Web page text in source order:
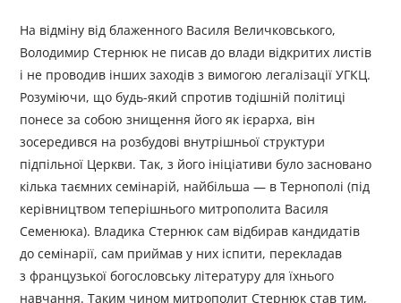
На відміну від блаженного Василя Величковського,
Володимир Стернюк не писав до влади відкритих листів
і не проводив інших заходів з вимогою легалізації УГКЦ.
Розуміючи, що будь-який спротив тодішній політиці
понесе за собою знищення його як ієрарха, він
зосередився на розбудові внутрішньої структури
підпільної Церкви. Так, з його ініціативи було засновано
кілька таємних семінарій, найбільша — в Тернополі (під
керівництвом теперішнього митрополита Василя
Семенюка). Владика Стернюк сам відбирав кандидатів
до семінарії, сам приймав у них іспити, перекладав
з французької богословську літературу для їхнього
навчання. Таким чином митрополит Стернюк став тим,